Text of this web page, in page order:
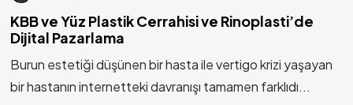
KBB ve Yüz Plastik Cerrahisi ve Rinoplasti’de
Dijital Pazarlama
Burun estetiği düşünen bir hasta ile vertigo krizi yaşayan
bir hastanın internetteki davranışı tamamen farklıdı...